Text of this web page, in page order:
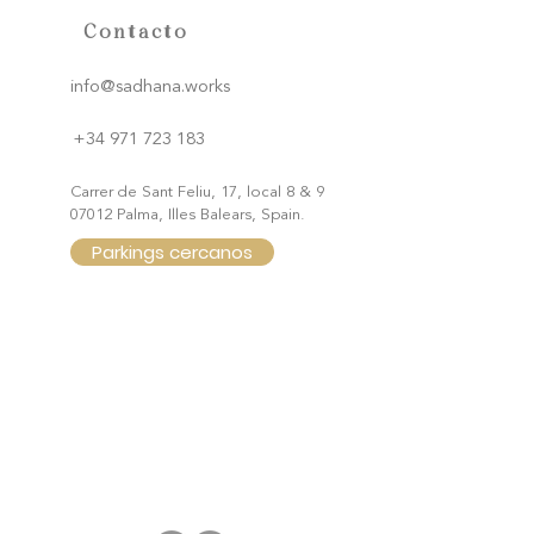
Contacto
info@sadhana.works
+34 971 723 183
Carrer de Sant Feliu, 17, local 8 & 9
07012 Palma, Illes Balears, Spain.
Parkings cercanos